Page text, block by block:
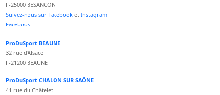
F-25000 BESANCON
Suivez-nous sur Facebook et Instagram
Facebook
ProDuSport BEAUNE
32 rue d'Alsace
F-21200 BEAUNE
ProDuSport CHALON SUR SAÔNE
41 rue du Châtelet